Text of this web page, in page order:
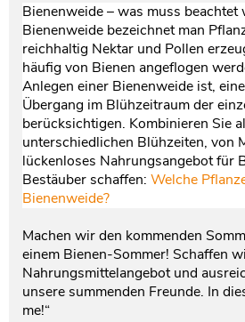
Bienenweide – was muss beachtet
Bienenweide bezeichnet man
reichhaltig Nektar und Pollen
häufig von Bienen angeflogen
Anlegen einer Bienenweide ist,
Übergang im Blühzeitraum der
berücksichtigen. Kombinieren Sie
unterschiedlichen Blühzeiten, von
lückenloses Nahrungsangebot für
Bestäuber schaffen: Welche
Bienenweide?
Machen wir den kommenden
einem Bienen-Sommer! Schaffen
Nahrungsmittelangebot und
unsere summenden Freunde. In
me!“